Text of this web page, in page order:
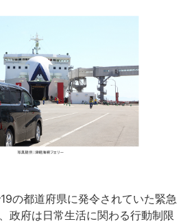
の都道府県に発令されていた緊急
政府は日常生活に関わる行動制限